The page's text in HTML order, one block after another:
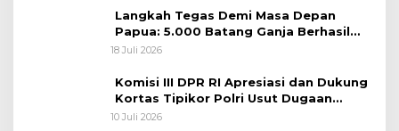
Langkah Tegas Demi Masa Depan
Papua: 5.000 Batang Ganja Berhasil
Diungkap Koops TNI Habema
18 Juli 2026
Komisi III DPR RI Apresiasi dan Dukung
Kortas Tipikor Polri Usut Dugaan
Korupsi Batu Bara
10 Juli 2026